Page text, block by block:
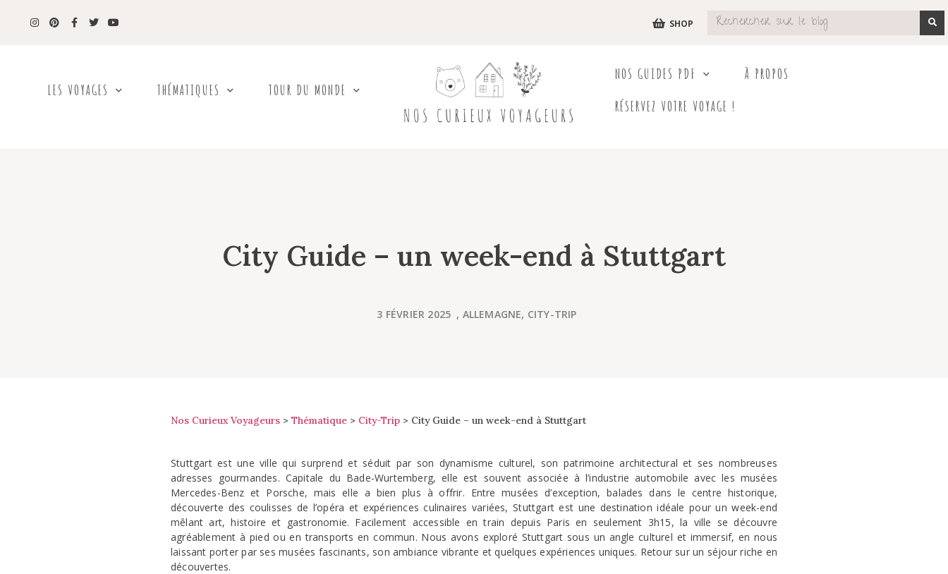
SHOP
LES VOYAGES THÉMATIQUES TOUR DU MONDE
NOS GUIDES PDF
À PROPOS
RÉSERVEZ VOTRE VOYAGE !
City Guide – un week-end à Stuttgart
3 FÉVRIER 2025 , ALLEMAGNE, CITY-TRIP
Nos Curieux Voyageurs > Thématique > City-Trip > City Guide – un week-end à Stuttgart
Stuttgart est une ville qui surprend et séduit par son dynamisme culturel, son patrimoine architectural et ses nombreuses
adresses gourmandes. Capitale du Bade-Wurtemberg, elle est souvent associée à l’industrie automobile avec les musées
Mercedes-Benz et Porsche, mais elle a bien plus à offrir. Entre musées d’exception, balades dans le centre historique,
découverte des coulisses de l’opéra et expériences culinaires variées, Stuttgart est une destination idéale pour un week-end
mêlant art, histoire et gastronomie. Facilement accessible en train depuis Paris en seulement 3h15, la ville se découvre
agréablement à pied ou en transports en commun. Nous avons exploré Stuttgart sous un angle culturel et immersif, en nous
laissant porter par ses musées fascinants, son ambiance vibrante et quelques expériences uniques. Retour sur un séjour riche en
découvertes.